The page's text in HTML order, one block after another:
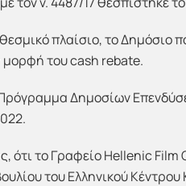
πλαίσιο, το Δημόσιο
του cash rebate.
Δημοσίων
ότι το Γραφείο Hellenic
του Ελληνικού